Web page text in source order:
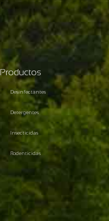
Productos
Desinfectantes
Detergentes
Insecticidas
Rodenticidas